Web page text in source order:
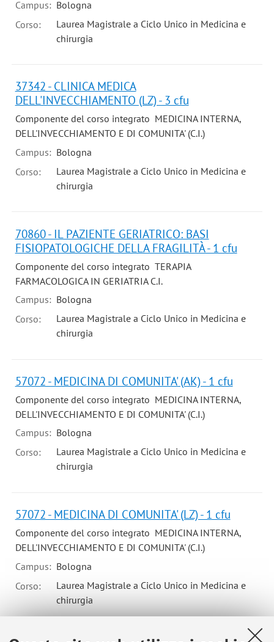
Campus: Bologna
Corso:
Laurea Magistrale a Ciclo Unico in Medicina e
chirurgia
37342 - CLINICA MEDICA
DELL'INVECCHIAMENTO (LZ) - 3 cfu
Componente del corso integrato MEDICINA INTERNA,
DELL'INVECCHIAMENTO E DI COMUNITA' (C.I.)
Campus: Bologna
Corso:
Laurea Magistrale a Ciclo Unico in Medicina e
chirurgia
70860 - IL PAZIENTE GERIATRICO: BASI
FISIOPATOLOGICHE DELLA FRAGILITÀ - 1 cfu
Componente del corso integrato TERAPIA
FARMACOLOGICA IN GERIATRIA C.I.
Campus: Bologna
Corso:
Laurea Magistrale a Ciclo Unico in Medicina e
chirurgia
57072 - MEDICINA DI COMUNITA' (AK) - 1 cfu
Componente del corso integrato MEDICINA INTERNA,
DELL'INVECCHIAMENTO E DI COMUNITA' (C.I.)
Campus: Bologna
Corso:
Laurea Magistrale a Ciclo Unico in Medicina e
chirurgia
57072 - MEDICINA DI COMUNITA' (LZ) - 1 cfu
Componente del corso integrato MEDICINA INTERNA,
DELL'INVECCHIAMENTO E DI COMUNITA' (C.I.)
Campus: Bologna
Corso:
Laurea Magistrale a Ciclo Unico in Medicina e
chirurgia